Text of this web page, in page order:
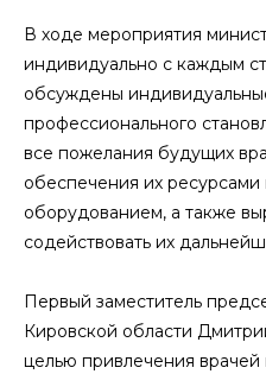
В ходе мероприятия
индивидуально с каждым
обсуждены
профессионального
все пожелания будущих
обеспечения их
оборудованием, а также
содействовать их
Первый заместитель
Кировской области
целью привлечения